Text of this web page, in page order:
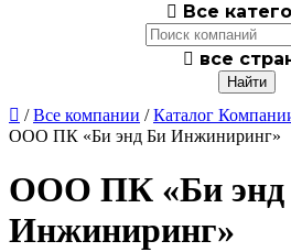
 Все
 все
 /Все компании /Каталог
ООО ПК «Би энд Би Инжиниринг»
ООО ПК «Би энд
Инжиниринг»